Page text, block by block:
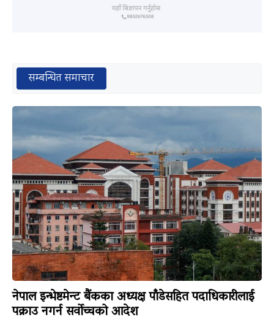
सम्बन्धित समाचार
नेपाल इन्भेष्टमेन्ट बैंकका अध्यक्ष पाँडेसहित पदाधिकारीलाई
पक्राउ नगर्न सर्वोच्चको आदेश